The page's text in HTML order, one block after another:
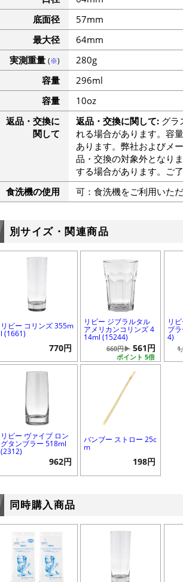
底面径
57mm
最大径
64mm
実測重量 (※)
280g
容量
296ml
容量
10oz
返品・交換に
関して
返品・交換に関して:グラ
れる場合があります。容
あります。弊社およびメ
品・交換の対象外となり
する場合があります。ご了
食洗機の使用
可：食洗機をご利用いただ
別サイズ・関連商品
リビー コリンズ 355m
l (1661)
770円
リビー ジブラルタル
アメリカンコリンズ 4
14ml (15244)
ポイント 5倍
660円▶ 561円
リ
ブ
4)
リビー ヴァイブ ロン
グタンブラー 518ml
(2312)
962円
バンブー ストロー 25c
m
198円
同時購入商品